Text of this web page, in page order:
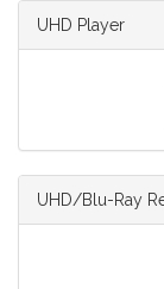
UHD Player
UHD/Blu-Ray